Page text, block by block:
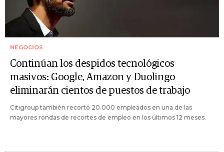
NEGOCIOS
Continúan los despidos tecnológicos
masivos: Google, Amazon y Duolingo
eliminarán cientos de puestos de trabajo
Citigroup también recortó 20.000 empleados en una de las
mayores rondas de recortes de empleo en los últimos 12 meses.